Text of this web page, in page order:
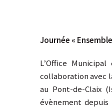
Journée «
L’Office
collaboration avec
au Pont-de-Claix
évènement depuis